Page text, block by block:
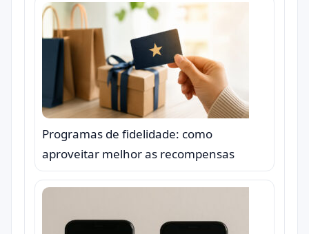
Programas de fidelidade: como
aproveitar melhor as recompensas